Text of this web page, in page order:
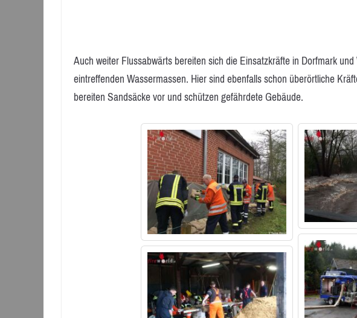
Auch weiter Flussabwärts bereiten sich die Einsatzkräfte in Dorfmark
eintreffenden Wassermassen. Hier sind ebenfalls schon überörtliche
bereiten Sandsäcke vor und schützen gefährdete Gebäude.